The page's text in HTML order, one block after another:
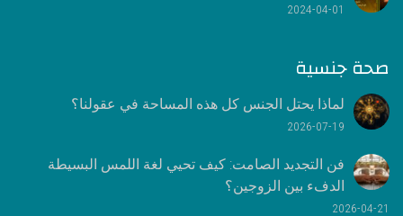
2024-04-01
صحة جنسية
لماذا يحتل الجنس كل هذه المساحة في عقولنا؟
2026-07-19
فن التجديد الصامت: كيف تحيي لغة اللمس البسيطة
الدفء بين الزوجين؟
2026-04-21